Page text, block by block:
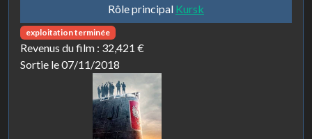
Rôle principal Kursk
exploitation terminée
Revenus du film : 32,421 €
Sortie le 07/11/2018